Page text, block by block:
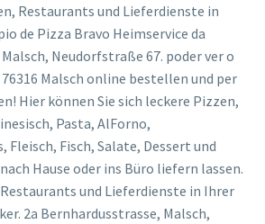
Restaurants und Lieferdienste in
de Pizza Bravo Heimservice da
Neudorfstraße 67. poder ver o
Malsch online bestellen und per
Hier können Sie sich leckere Pizzen,
Pasta, AlForno,
Fleisch, Fisch, Salate, Dessert und
Hause oder ins Büro liefern lassen.
Restaurants und Lieferdienste in Ihrer
2a Bernhardusstrasse, Malsch,